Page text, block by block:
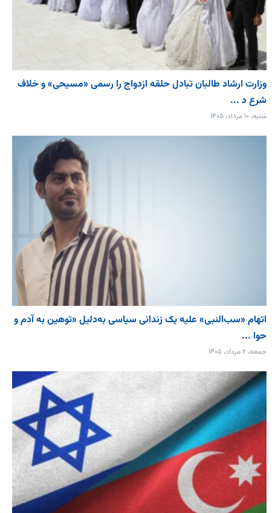
وزارت ارشاد طالبان تبادل حلقه ازدواج را رسمی «مسیحی» و خلاف
شرع د ...
شنبه، ۱۰ مرداد، ۱۴۰۵
اتهام «سب‌النبی» علیه یک زندانی سیاسی به‌دلیل «توهین به آدم و
حوا ...
جمعه، ۲ مرداد، ۱۴۰۵